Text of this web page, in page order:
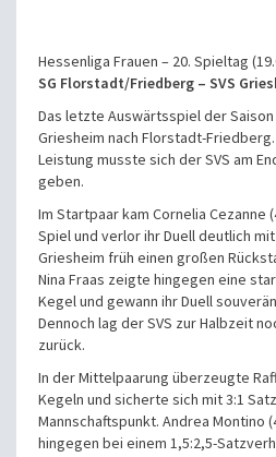
Hessenliga Frauen – 20. Spieltag
SG Florstadt/Friedberg – SVS
Das letzte Auswärtsspiel der
Griesheim nach Florstadt-
Leistung musste sich der SVS am
geben.
Im Startpaar kam Cornelia Cezanne
Spiel und verlor ihr Duell deutlich
Griesheim früh einen großen
Nina Fraas zeigte hingegen eine
Kegel und gewann ihr Duell
Dennoch lag der SVS zur Halbzeit
zurück.
In der Mittelpaarung überzeugte
Kegeln und sicherte sich mit 3:1
Mannschaftspunkt. Andrea Montino
hingegen bei einem 1,5:2,5-